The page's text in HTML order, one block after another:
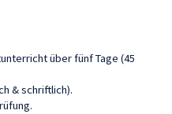
über fünf Tage (45
& schriftlich).